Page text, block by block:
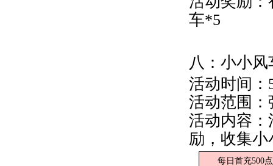
车*5
八：小小风
活动时间：
活动范围
活动内容：
励，收集
每日首充500